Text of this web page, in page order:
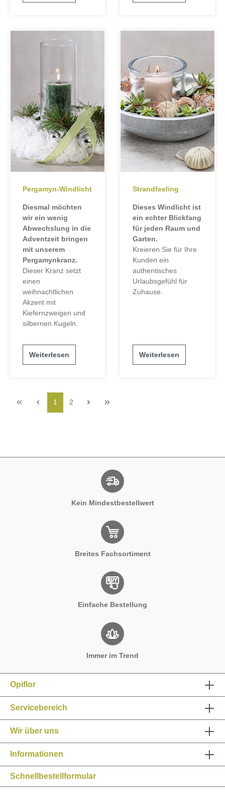
Pergamyn-Windlicht
Diesmal möchten
wir ein wenig
Abwechslung in die
Adventzeit bringen
mit unserem
Pergamynkranz.
Dieser Kranz setzt
einen
weihnachtlichen
Akzent mit
Kiefernzweigen und
silbernen Kugeln.
Weiterlesen
Strandfeeling
Dieses Windlicht ist
ein echter Blickfang
für jeden Raum und
Garten.
Kreieren Sie für Ihre
Kunden ein
authentisches
Urlaubsgefühl für
Zuhause.
Weiterlesen
1 2
Kein Mindestbestellwert
Breites Fachsortiment
Einfache Bestellung
Immer im Trend
Opiflor
Servicebereich
Wir über uns
Informationen
Schnellbestellformular